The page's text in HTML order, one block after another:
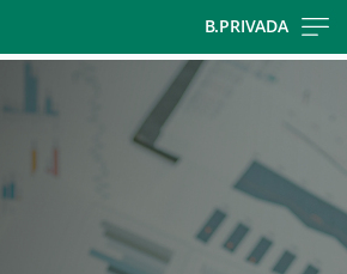
B.PRIVADA